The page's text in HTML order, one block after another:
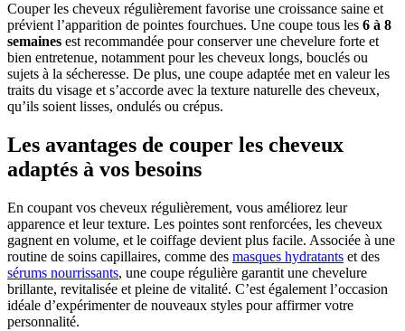
Couper les cheveux régulièrement favorise une croissance saine et
prévient l’apparition de pointes fourchues. Une coupe tous les 6 à 8
semaines est recommandée pour conserver une chevelure forte et
bien entretenue, notamment pour les cheveux longs, bouclés ou
sujets à la sécheresse. De plus, une coupe adaptée met en valeur les
traits du visage et s’accorde avec la texture naturelle des cheveux,
qu’ils soient lisses, ondulés ou crépus.
Les avantages de couper les cheveux
adaptés à vos besoins
En coupant vos cheveux régulièrement, vous améliorez leur
apparence et leur texture. Les pointes sont renforcées, les cheveux
gagnent en volume, et le coiffage devient plus facile. Associée à une
routine de soins capillaires, comme des masques hydratants et des
sérums nourrissants, une coupe régulière garantit une chevelure
brillante, revitalisée et pleine de vitalité. C’est également l’occasion
idéale d’expérimenter de nouveaux styles pour affirmer votre
personnalité.